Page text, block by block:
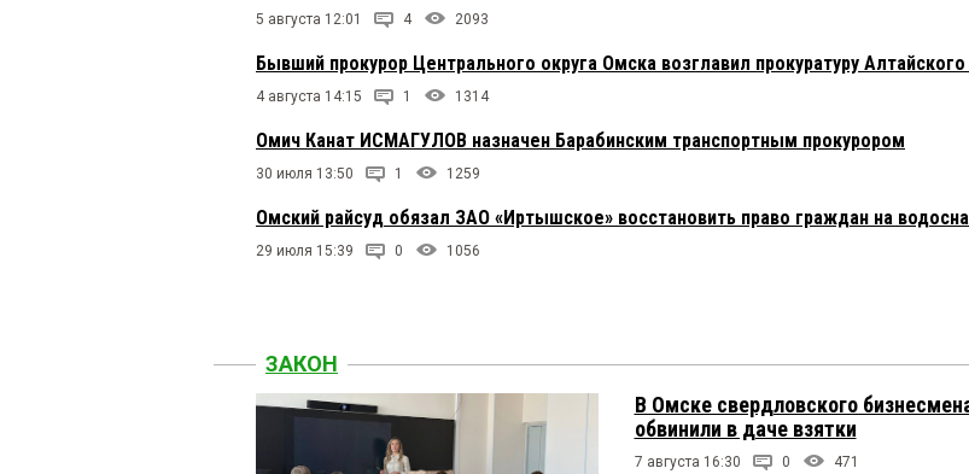
5 августа 12:01 4 2093
Бывший прокурор Центрального округа Омска возглавил прокуратуру Алтайского
4 августа 14:15 1 1314
Омич Канат ИСМАГУЛОВ назначен Барабинским транспортным прокурором
30 июля 13:50 1 1259
Омский райсуд обязал ЗАО «Иртышское» восстановить право граждан на
29 июля 15:39 0 1056
ЗАКОН
В Омске свердловского
обвинили в даче взятки
7 августа 16:30 0 471